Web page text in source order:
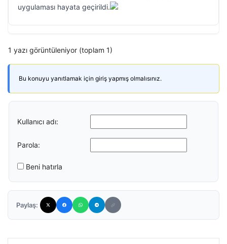
uygulaması hayata geçirildi.
1 yazı görüntüleniyor (toplam 1)
Bu konuyu yanıtlamak için giriş yapmış olmalısınız.
Kullanıcı adı:
Parola:
Beni hatırla
Paylaş: